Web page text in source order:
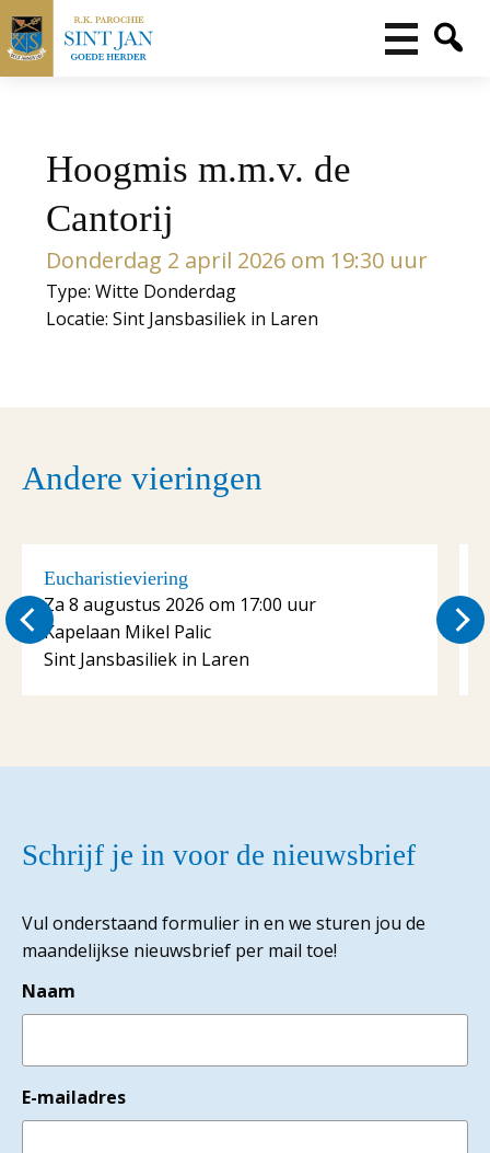
Hoogmis m.m.v. de
Cantorij
Donderdag 2 april 2026 om 19:30 uur
Type: Witte Donderdag
Locatie: Sint Jansbasiliek in Laren
Andere vieringen
Eucharistieviering
Za 8 augustus 2026 om 17:00 uur
Kapelaan Mikel Palic
Sint Jansbasiliek in Laren
Schrijf je in voor de nieuwsbrief
Vul onderstaand formulier in en we sturen jou de
maandelijkse nieuwsbrief per mail toe!
Naam
E-mailadres